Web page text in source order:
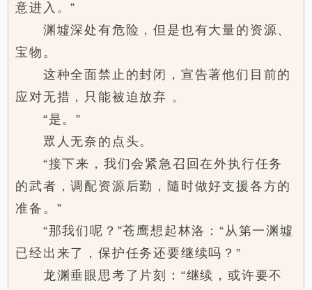
意进入。”
渊墟深处有危险，但是也有大量的资源、
宝物。
这种全面禁止的封闭，宣告著他们目前的
应对无措，只能被迫放弃 。
“是。”
眾人无奈的点头。
“接下来，我们会紧急召回在外执行任务
的武者，调配资源后勤，隨时做好支援各方的
准备。”
“那我们呢？”苍鹰想起林洛：“从第一渊墟
已经出来了，保护任务还要继续吗？”
龙渊垂眼思考了片刻：“继续，或许要不